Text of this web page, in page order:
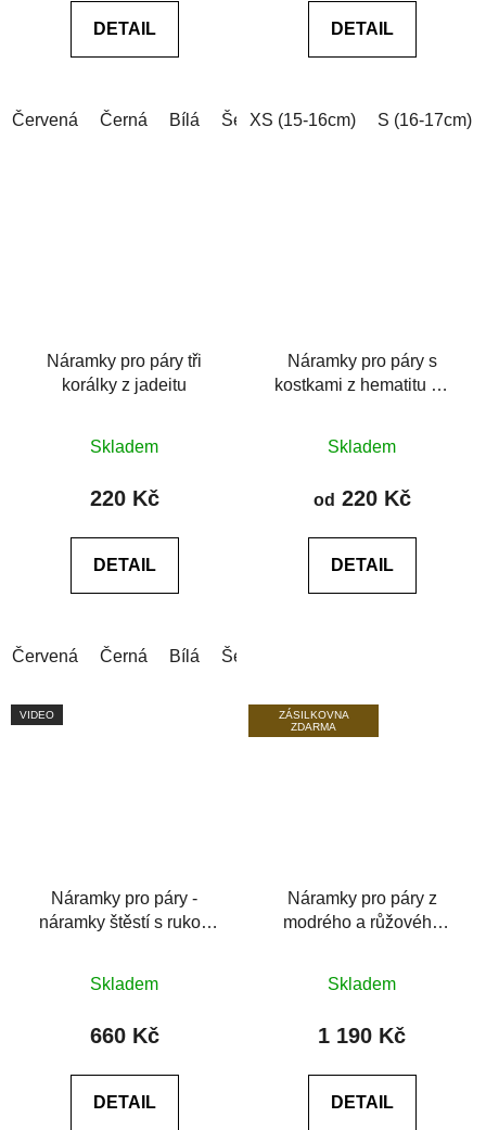
z
DETAIL
Červená Černá Bílá Šedá Šedá (tmavá) Modrá
DETAIL
XS (15-16cm) S (16-17cm)
Náramky pro páry tři
korálky z jadeitu
hodnocení
produktu
z
Skladem
220 Kč
DETAIL
Červená Černá Bílá Šedá
Náramky pro páry s
kostkami z hematitu na
hodnocení
produktu
z
Skladem
od 220 Kč
DETAIL
VIDEO
Náramky pro páry -
náramky štěstí s rukou
hodnocení
produktu
z
Skladem
660 Kč
DETAIL
ZÁSILKOVNA
ZDARMA
Náramky pro páry z
modrého a růžového
hodnocení
produktu
z
Skladem
1 190 Kč
DETAIL